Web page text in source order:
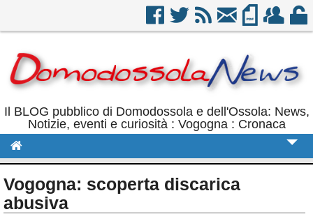
Il BLOG pubblico di Domodossola e dell'Ossola: News,
Notizie, eventi e curiosità : Vogogna : Cronaca
Politica
Vogogna: scoperta discarica
abusiva